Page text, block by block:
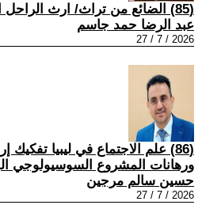
(85) الضائع من تراث/ ارث الراحل الوردي/1
عبد الرضا حمد جاسم
2026 / 7 / 27
(86) علم الاجتماع في ليبيا تفكيك
ورهانات المشروع السوسيولوجي
حسين سالم مرجين
2026 / 7 / 27